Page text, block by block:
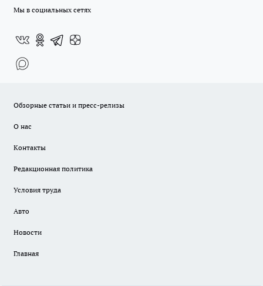
Мы в социальных сетях
Обзорные статьи и пресс-релизы
О нас
Контакты
Редакционная политика
Условия труда
Авто
Новости
Главная